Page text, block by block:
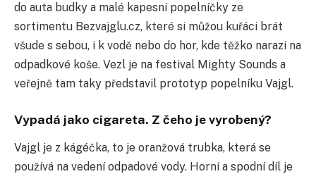
do auta budky a malé kapesní popelníčky ze
sortimentu Bezvajglu.cz, které si můžou kuřáci brát
všude s sebou, i k vodě nebo do hor, kde těžko narazí na
odpadkové koše. Vezl je na festival Mighty Sounds a
veřejně tam taky představil prototyp popelníku Vajgl.
Vypadá jako cigareta. Z čeho je vyrobený?
Vajgl je z kágéčka, to je oranžová trubka, která se
používá na vedení odpadové vody. Horní a spodní díl je